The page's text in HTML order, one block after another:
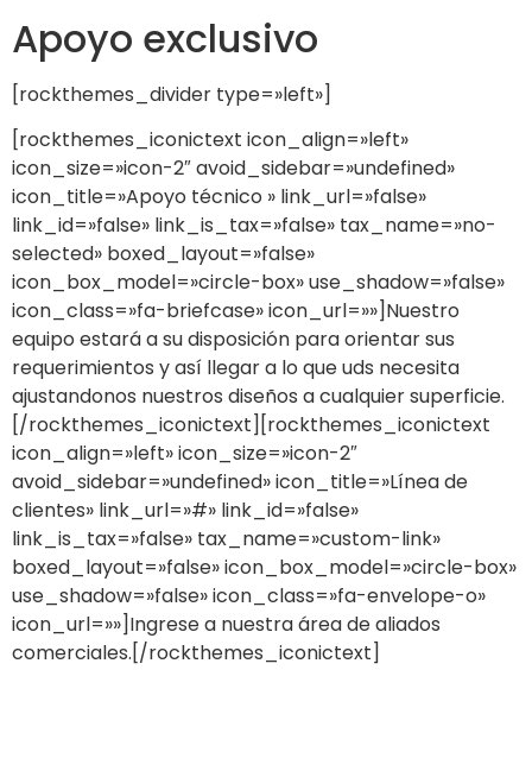
Apoyo exclusivo
[rockthemes_divider type=»left»]
[rockthemes_iconictext icon_align=»left»
icon_size=»icon-2″ avoid_sidebar=»undefined»
icon_title=»Apoyo técnico » link_url=»false»
link_id=»false» link_is_tax=»false» tax_name=»no-
selected» boxed_layout=»false»
icon_box_model=»circle-box» use_shadow=»false»
icon_class=»fa-briefcase» icon_url=»»]Nuestro
equipo estará a su disposición para orientar sus
requerimientos y así llegar a lo que uds necesita
ajustandonos nuestros diseños a cualquier superficie.
[/rockthemes_iconictext][rockthemes_iconictext
icon_align=»left» icon_size=»icon-2″
avoid_sidebar=»undefined» icon_title=»Línea de
clientes» link_url=»#» link_id=»false»
link_is_tax=»false» tax_name=»custom-link»
boxed_layout=»false» icon_box_model=»circle-box»
use_shadow=»false» icon_class=»fa-envelope-o»
icon_url=»»]Ingrese a nuestra área de aliados
comerciales.[/rockthemes_iconictext]